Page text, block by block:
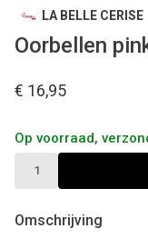
LA BELLE CERISE
Oorbellen
€ 16,95
Op voorraad,
Omschrijving